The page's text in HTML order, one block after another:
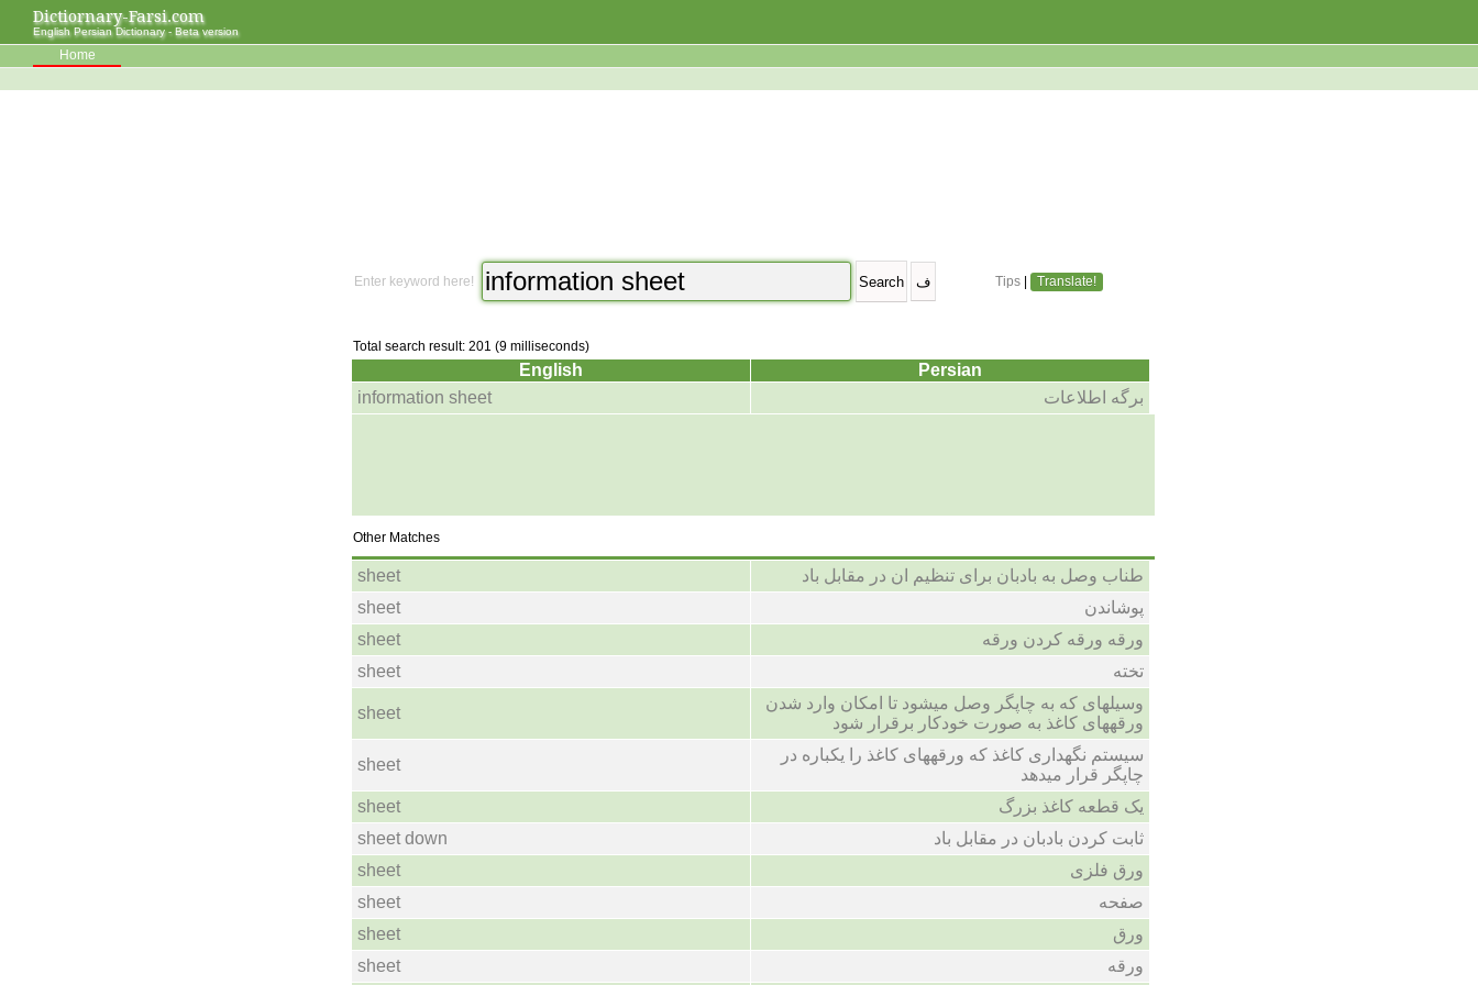
Dictiornary-Farsi.com
English Persian Dictionary - Beta version
Home
Enter keyword here! Tips Translate!
Total search result: 201 (9 milliseconds)
English
Persian
information sheet
برگه اطلاعات
Other Matches
sheet
طناب وصل به بادبان برای تنظیم ان در مقابل باد
sheet
پوشاندن
sheet
ورقه ورقه کردن ورقه
sheet
تخته
sheet
وسیلهای که به چاپگر وصل میشود تا امکان وارد شدن
ورقههای کاغذ به صورت خودکار برقرار شود
sheet
سیستم نگهداری کاغذ که ورقههای کاغذ را یکباره در
چاپگر قرار میدهد
sheet
یک قطعه کاغذ بزرگ
sheet down
ثابت کردن بادبان در مقابل باد
sheet
ورق فلزی
sheet
صفحه
sheet
ورق
sheet
ورقه